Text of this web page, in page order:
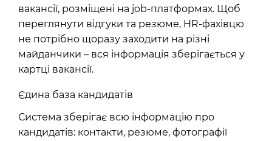
вакансії, розміщені на job-платформах. Щоб
переглянути відгуки та резюме, HR-фахівцю
не потрібно щоразу заходити на різні
майданчики – вся інформація зберігається у
картці вакансії.
Єдина база кандидатів
Система зберігає всю інформацію про
кандидатів: контакти, резюме, фотографії